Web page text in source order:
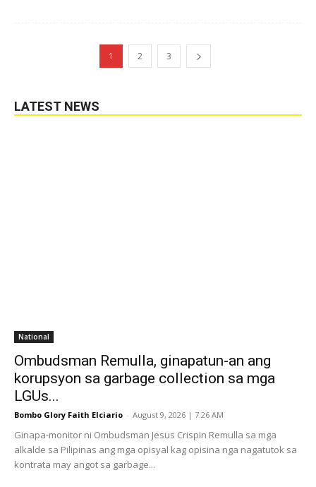
1 2 3
LATEST NEWS
National
Ombudsman Remulla, ginapatun-an ang
korupsyon sa garbage collection sa mga
LGUs...
Bombo Glory Faith Elciario - August 9, 2026 | 7:26 AM
Ginapa-monitor ni Ombudsman Jesus Crispin Remulla sa mga
alkalde sa Pilipinas ang mga opisyal kag opisina nga nagatutok sa
kontrata may angot sa garbage...